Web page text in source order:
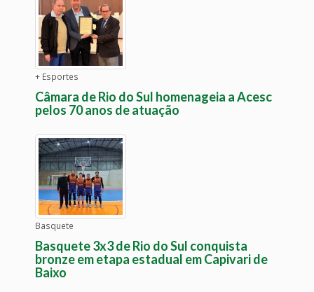
+ Esportes
Câmara de Rio do Sul homenageia a Acesc
pelos 70 anos de atuação
Basquete
Basquete 3x3 de Rio do Sul conquista
bronze em etapa estadual em Capivari de
Baixo